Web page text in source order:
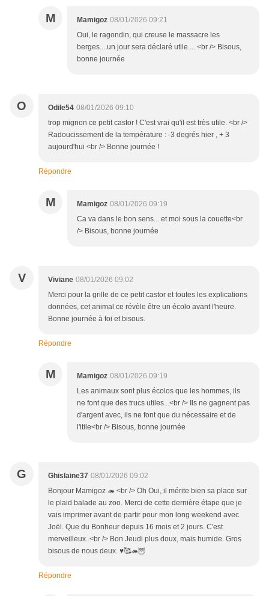
M Mamigoz 08/01/2026 09:21
Oui, le ragondin, qui creuse le massacre les
berges....un jour sera déclaré utile.....<br /> Bisous,
bonne journée
O Odile54 08/01/2026 09:10
trop mignon ce petit castor ! C'est vrai qu'il est très utile. <br />
Radoucissement de la température : -3 degrés hier , + 3
aujourd'hui <br /> Bonne journée !
Répondre
M Mamigoz 08/01/2026 09:19
Ca va dans le bon sens....et moi sous la couette<br
/> Bisous, bonne journée
V Viviane 08/01/2026 09:02
Merci pour la grille de ce petit castor et toutes les explications
données, cet animal ce révèle être un écolo avant l'heure.
Bonne journée à toi et bisous.
Répondre
M Mamigoz 08/01/2026 09:19
Les animaux sont plus écolos que les hommes, ils
ne font que des trucs utiles...<br /> Ils ne gagnent pas
d'argent avec, ils ne font que du nécessaire et de
l'itile<br /> Bisous, bonne journée
G Ghislaine37 08/01/2026 09:02
Bonjour Mamigoz 🦔 <br /> Oh Oui, il mérite bien sa place sur
le plaid balade au zoo. Merci de cette dernière étape que je
vais imprimer avant de partir pour mon long weekend avec
Joël. Que du Bonheur depuis 16 mois et 2 jours. C'est
merveilleux..<br /> Bon Jeudi plus doux, mais humide. Gros
bisous de nous deux. ♥️🥰🦔🦉
Répondre